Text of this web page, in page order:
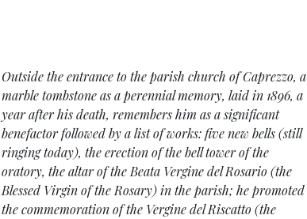
Outside the entrance to the parish church of Caprezzo, a
marble tombstone as a perennial memory, laid in 1896, a
year after his death, remembers him as a significant
benefactor followed by a list of works: five new bells (still
ringing today), the erection of the bell tower of the
oratory, the altar of the Beata Vergine del Rosario (the
Blessed Virgin of the Rosary) in the parish; he promoted
the commemoration of the Vergine del Riscatto (the